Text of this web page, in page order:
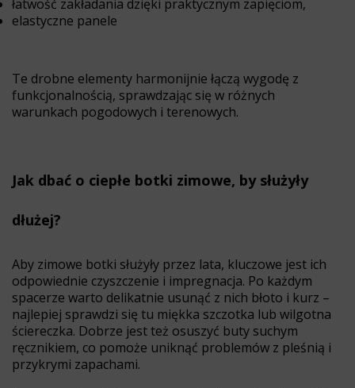
łatwość zakładania dzięki praktycznym zapięciom,
elastyczne panele
Te drobne elementy harmonijnie łączą wygodę z
funkcjonalnością, sprawdzając się w różnych
warunkach pogodowych i terenowych.
Jak dbać o ciepłe botki zimowe, by służyły
dłużej?
Aby zimowe botki służyły przez lata, kluczowe jest ich
odpowiednie czyszczenie i impregnacja. Po każdym
spacerze warto delikatnie usunąć z nich błoto i kurz –
najlepiej sprawdzi się tu miękka szczotka lub wilgotna
ściereczka. Dobrze jest też osuszyć buty suchym
ręcznikiem, co pomoże uniknąć problemów z pleśnią i
przykrymi zapachami.